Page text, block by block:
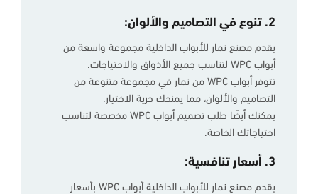
2. تنوع في التصاميم والألوان:
يقدم مصنع نمار للأبواب الداخلية مجموعة واسعة من
أبواب WPC لتناسب جميع الأذواق والاحتياجات.
تتوفر أبواب WPC من نمار في مجموعة متنوعة من
التصاميم والألوان، مما يمنحك حرية الاختيار.
يمكنك أيضًا طلب تصميم أبواب WPC مخصصة لتناسب
احتياجاتك الخاصة.
3. أسعار تنافسية:
يقدم مصنع نمار للأبواب الداخلية أبواب WPC بأسعار